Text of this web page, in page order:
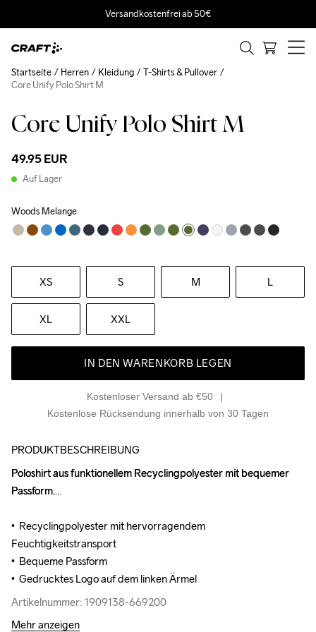
Versandkostenfrei ab 50€
Core Unify Polo Shirt M
49.95 EUR
Auf Lager
Woods Melange
XS S M L
XL XXL
IN DEN WARENKORB LEGEN
Kostenloser Versand ab €50
Kostenlose Rücksendung innerhalb von 30 Tagen
Startseite Herren Kleidung
T-Shirts & Pullover
Core Unify Polo Shirt M
Recycled
PRODUKTBESCHREIBUNG
Poloshirt aus funktionellem Recyclingpolyester mit bequemer
Passform.
•  Recyclingpolyester mit hervorragendem
Feuchtigkeitstransport
•  Bequeme Passform
•  Gedrucktes Logo auf dem linken Ärmel
Artikelnummer: 1909138-669200
Poloshirt aus funktionellem Recyclingpolyester mit bequemer
Passform.
•  Recyclingpolyester mit hervorragendem
Feuchtigkeitstransport
•  Bequeme Passform
•  Gedrucktes Logo auf dem linken Ärmel
Artikelnummer: 1909138-669200
Mehr anzeigen